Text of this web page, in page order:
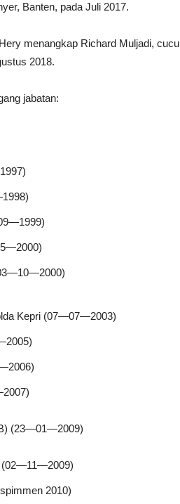
Banten, pada Juli 2017.
menangkap Richard Muljadi,
2018.
jabatan:
Kepri (07—07—2003)
(23—01—2009)
(02—11—2009)
2010)